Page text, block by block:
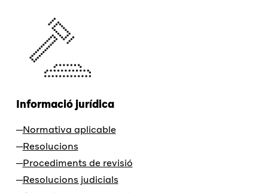
Informació jurídica
Normativa aplicable
Resolucions
Procediments de revisió
Resolucions judicials